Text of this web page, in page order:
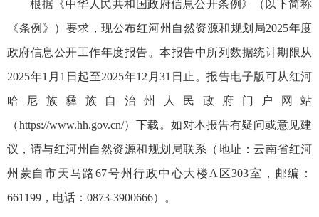
根据《中华人民共和国政府信息公开条例》（以下简称
《条例》）要求，现公布红河州自然资源和规划局2025年度
政府信息公开工作年度报告。本报告中所列数据统计期限从
2025年1月1日起至2025年12月31日止。报告电子版可从红河
哈尼族彝族自治州人民政府门户网站
（https://www.hh.gov.cn/）下载。如对本报告有疑问或意见建
议，请与红河州自然资源和规划局联系（地址：云南省红河
州蒙自市天马路67号州行政中心大楼A区303室，邮编：
661199，电话：0873-3900666）。